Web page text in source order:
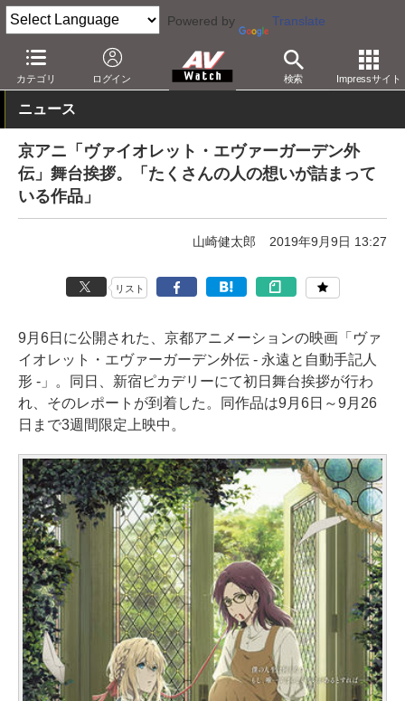
Powered by Translate
カテゴリ ログイン 検索 Impressサイト
AV Watch コンテンツ・サービス 映画 映画作品
ニュース
京アニ「ヴァイオレット・エヴァーガーデン外
伝」舞台挨拶。「たくさんの人の想いが詰まって
いる作品」
山崎健太郎 2019年9月9日 13:27
リスト
9月6日に公開された、京都アニメーションの映画「ヴァ
イオレット・エヴァーガーデン外伝 - 永遠と自動手記人
形 -」。同日、新宿ピカデリーにて初日舞台挨拶が行わ
れ、そのレポートが到着した。同作品は9月6日～9月26
日まで3週間限定上映中。